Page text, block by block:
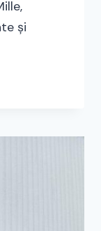
și